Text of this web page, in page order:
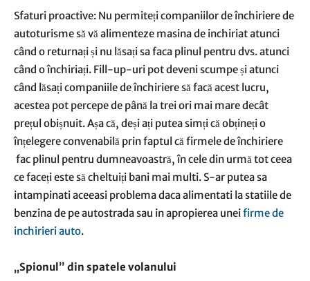
Sfaturi proactive: Nu permiteți companiilor de închiriere de
autoturisme să vă alimenteze masina de inchiriat atunci
când o returnați și nu lăsați sa faca plinul pentru dvs. atunci
când o închiriați. Fill-up-uri pot deveni scumpe și atunci
când lăsați companiile de închiriere să facă acest lucru,
acestea pot percepe de până la trei ori mai mare decât
prețul obișnuit. Așa că, deși ați putea simți că obțineți o
înțelegere convenabilă prin faptul că firmele de închiriere
fac plinul pentru dumneavoastră, în cele din urmă tot ceea
ce faceți este să cheltuiți bani mai multi. S-ar putea sa
intampinati aceeasi problema daca alimentati la statiile de
benzina de pe autostrada sau in apropierea uneifirme de
inchirieri auto.
„Spionul” din spatele volanului